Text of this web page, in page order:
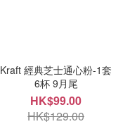
Kraft 經典芝士通心粉-1套
6杯 9月尾
HK$99.00
HK$129.00